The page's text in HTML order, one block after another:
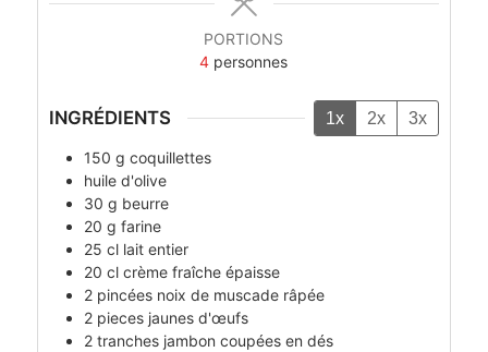
PORTIONS
4 personnes
INGRÉDIENTS 1x 2x 3x
150 g coquillettes
huile d'olive
30 g beurre
20 g farine
25 cl lait entier
20 cl crème fraîche épaisse
2 pincées noix de muscade râpée
2 pieces jaunes d'œufs
2 tranches jambon coupées en dés